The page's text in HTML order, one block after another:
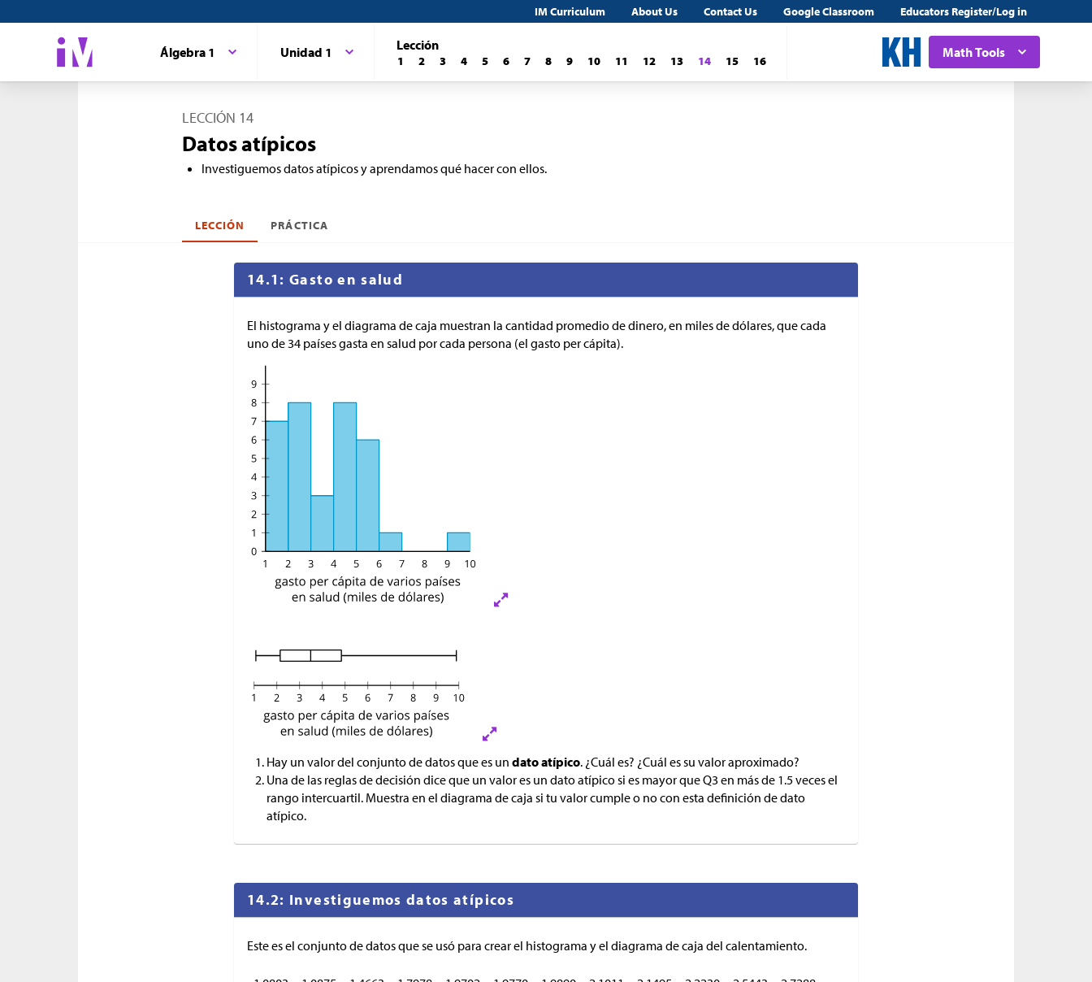
IM Curriculum About Us Contact Us Google Classroom Educators Register/Log in
Math Tools
Álgebra 1 Unidad 1 Lección
1 2 3 4 5 6 7 8 9 10 11 12 13 14 15 16
LECCIÓN 14
Datos atípicos
Investiguemos datos atípicos y aprendamos qué hacer con ellos.
LECCIÓN PRÁCTICA
14.1: Gasto en salud
El histograma y el diagrama de caja muestran la cantidad promedio de dinero, en miles de dólares, que cada
uno de 34 países gasta en salud por cada persona (el gasto per cápita).
Hay un valor del conjunto de datos que es un dato atípico. ¿Cuál es? ¿Cuál es su valor aproximado?
Una de las reglas de decisión dice que un valor es un dato atípico si es mayor que Q3 en más de 1.5 veces el
rango intercuartil. Muestra en el diagrama de caja si tu valor cumple o no con esta definición de dato
atípico.
14.2: Investiguemos datos atípicos
Este es el conjunto de datos que se usó para crear el histograma y el diagrama de caja del calentamiento.